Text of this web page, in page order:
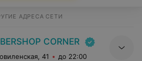
АДРЕСА СЕТИ
CORNER
41 до 22:00